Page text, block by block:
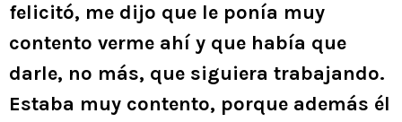
felicitó, me dijo que le ponía muy
contento verme ahí y que había que
darle, no más, que siguiera trabajando.
Estaba muy contento, porque además él